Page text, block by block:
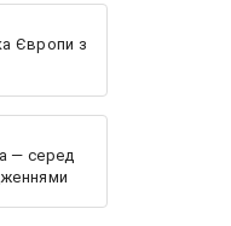
Європи з
— серед